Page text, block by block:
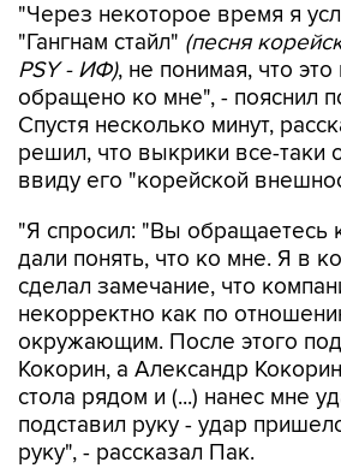
"Через некоторое время я
"Гангнам стайл" (песня
PSY - ИФ), не понимая, что
обращено ко мне", - пояснил
Спустя несколько минут,
решил, что выкрики все-
ввиду его "корейской
"Я спросил: "Вы обращаетесь
дали понять, что ко мне. Я в
сделал замечание, что
некорректно как по
окружающим. После этого
Кокорин, а Александр
стола рядом и (...) нанес мне
подставил руку - удар
руку", - рассказал Пак.